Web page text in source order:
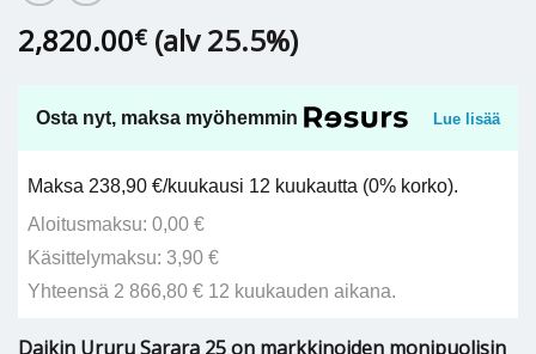
2,820.00€ (alv 25.5%)
Osta nyt, maksa myöhemmin Lue lisää
Maksa 238,90 €/kuukausi 12 kuukautta (0% korko).
Aloitusmaksu: 0,00 €
Käsittelymaksu: 3,90 €
Yhteensä 2 866,80 € 12 kuukauden aikana.
Daikin Ururu Sarara 25 on markkinoiden monipuolisin